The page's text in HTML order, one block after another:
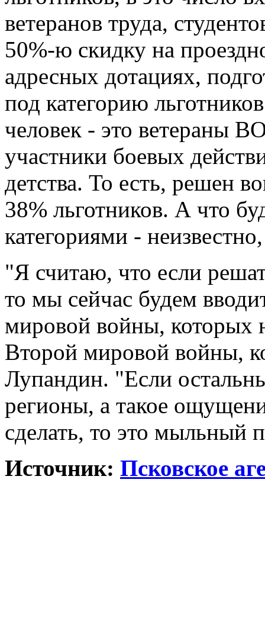
ветеранов труда,
50%-ю скидку на
адресных дотациях,
под категорию
человек - это ветераны
участники боевых
детства. То есть, решен
38% льготников. А что
категориями -
"Я считаю, что если
то мы сейчас будем
мировой войны, которых
Второй мировой войны,
Лупандин. "Если
регионы, а такое
сделать, то это мыльный
Источник: Псковское